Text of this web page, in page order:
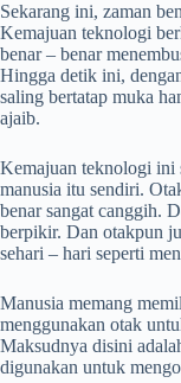
Sekarang ini, zaman
Kemajuan teknologi
benar – benar
Hingga detik ini,
saling bertatap muka
ajaib.
Kemajuan teknologi ini
manusia itu sendiri.
benar sangat canggih.
berpikir. Dan otakpun
sehari – hari seperti
Manusia memang
menggunakan otak
Maksudnya disini
digunakan untuk